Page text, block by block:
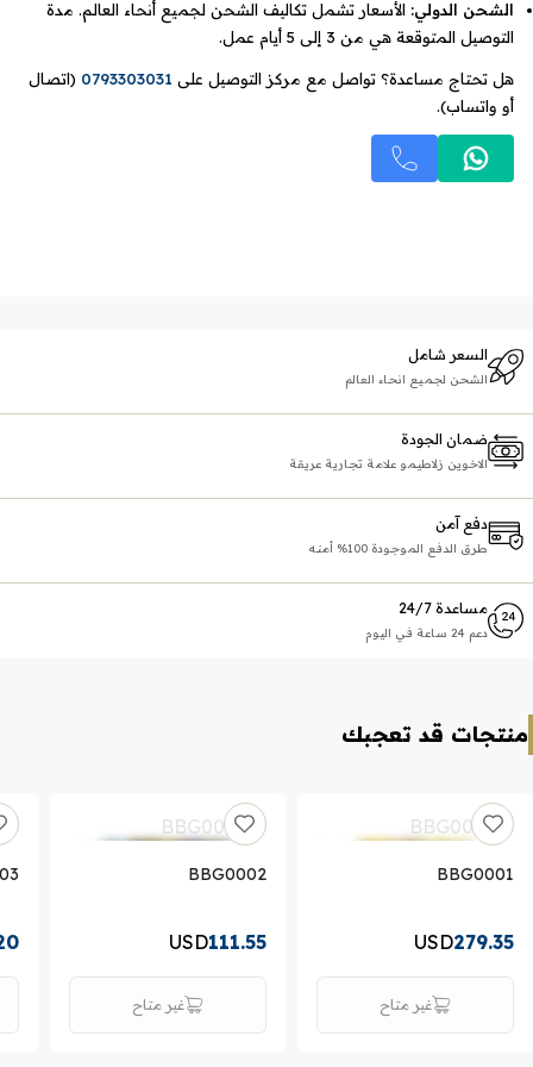
الشحن الدولي: الأسعار تشمل تكاليف الشحن لجميع أنحاء العالم. مدة
التوصيل المتوقعة هي من 3 إلى 5 أيام عمل.
هل تحتاج مساعدة؟ تواصل مع مركز التوصيل على 0793303031 (اتصال
أو واتساب).
السعر شامل
الشحن لجميع انحاء العالم
ضمان الجودة
الاخوين زلاطيمو علامة تجارية عريقة
دفع آمن
طرق الدفع الموجودة 100% أمنه
مساعدة 24/7
دعم 24 ساعة في اليوم
منتجات قد تعجبك
BBG0001
279.35
USD
غير متاح
BBG0002
111.55
USD
غير متاح